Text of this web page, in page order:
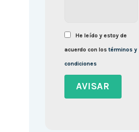
He leído y estoy de
acuerdo con lostérminos y
condiciones